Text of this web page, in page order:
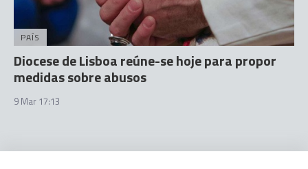
PAÍS
Diocese de Lisboa reúne-se hoje para propor
medidas sobre abusos
9 Mar 17:13